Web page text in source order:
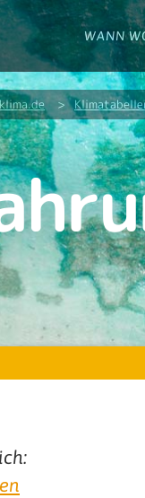
WANN
>